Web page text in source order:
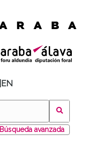
EN
Búsqueda avanzada